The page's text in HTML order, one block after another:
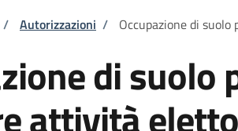
pane
/ Autorizzazioni / Occupazione di
di suolo